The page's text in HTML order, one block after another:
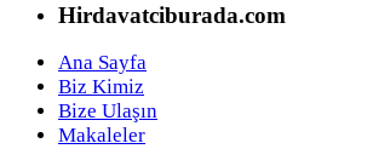
Hirdavatciburada.com
Ana Sayfa
Biz Kimiz
Bize Ulaşın
Makaleler